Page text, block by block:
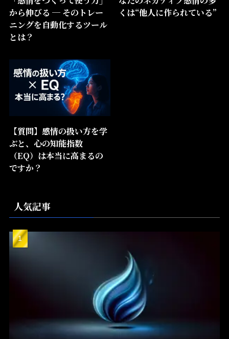
から伸びる ─ そのトレー
ニングを自動化するツール
とは？
くは“他人に作られている”
【質問】感情の扱い方を学
ぶと、心の知能指数
（EQ）は本当に高まるの
ですか？
人気記事